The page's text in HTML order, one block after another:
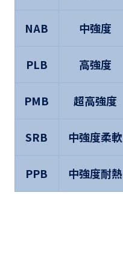
NAB 中強度
PLB 高強度
PMB 超高強度
SRB 中強度柔軟
PPB 中強度耐熱